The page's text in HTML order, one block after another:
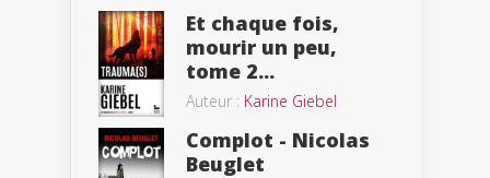
Et chaque fois,
mourir un peu,
tome 2...
Auteur : Karine Giebel
Complot - Nicolas
Beuglet